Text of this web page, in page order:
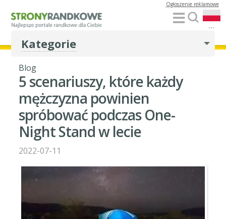
...
Ogłoszenie reklamowe
Kategorie
Blog
5 scenariuszy, które każdy
mężczyzna powinien
spróbować podczas One-
Night Stand w lecie
2022-07-11